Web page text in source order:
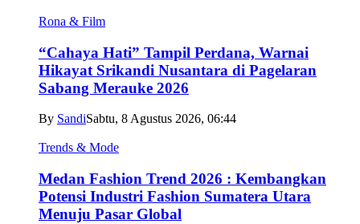
Rona & Film
“Cahaya Hati” Tampil Perdana, Warnai
Hikayat Srikandi Nusantara di Pagelaran
Sabang Merauke 2026
By SandiSabtu, 8 Agustus 2026, 06:44
Trends & Mode
Medan Fashion Trend 2026 : Kembangkan
Potensi Industri Fashion Sumatera Utara
Menuju Pasar Global